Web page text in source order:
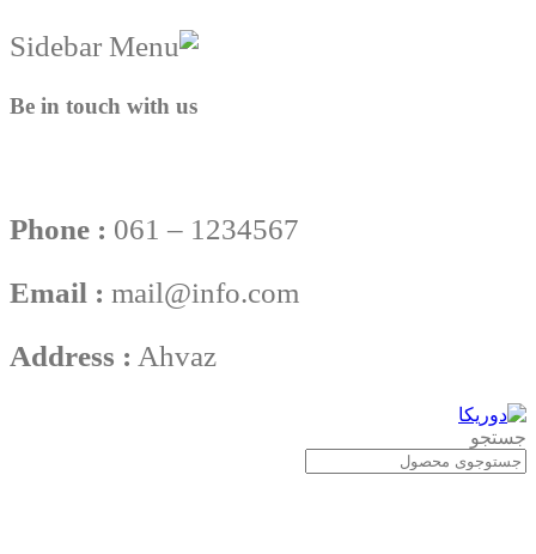
Be in touch with us
Phone : 061 – 1234567
Email : mail@info.com
Address : Ahvaz
جستجو